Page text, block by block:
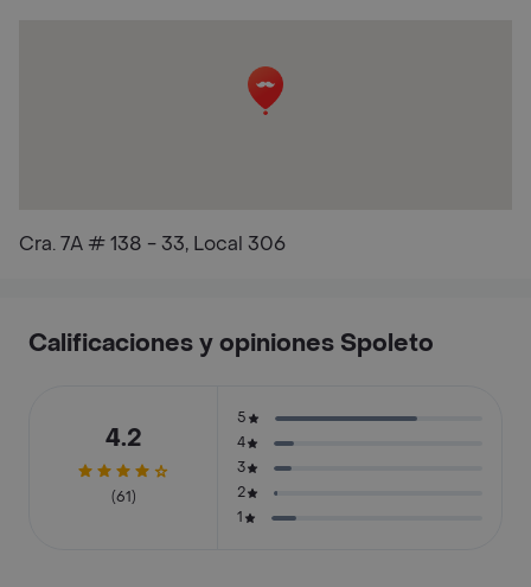
Cra. 7A # 138 - 33, Local 306
Calificaciones y opiniones Spoleto
4.2
(61)
5
4
3
2
1